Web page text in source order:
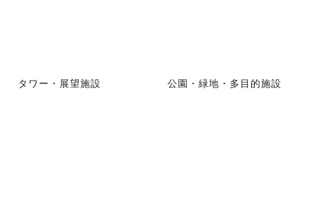
タワー・展望施設 公園・緑地・多目的施設